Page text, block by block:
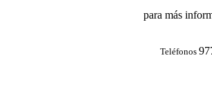
para más
Teléfonos